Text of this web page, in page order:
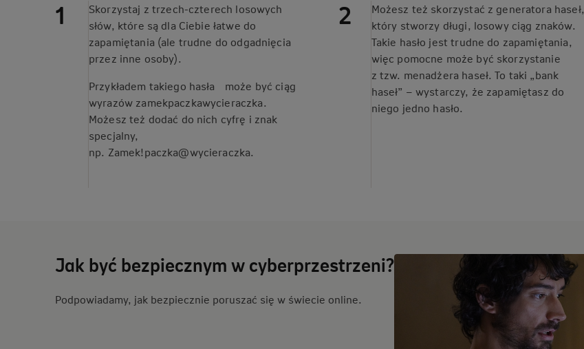
Skorzystaj z trzech-czterech losowych
słów, które są dla Ciebie łatwe do
zapamiętania (ale trudne do odgadnięcia
przez inne osoby).
Przykładem takiego hasła może być ciąg
wyrazów zamekpaczkawycieraczka.
Możesz też dodać do nich cyfrę i znak
specjalny,
np. Zamek!paczka@wycieraczka.
Możesz też skorzystać z generatora haseł,
który stworzy długi, losowy ciąg znaków.
Takie hasło jest trudne do zapamiętania,
więc pomocne może być skorzystanie
z tzw. menadżera haseł. To taki „bank
haseł” – wystarczy, że zapamiętasz do
niego jedno hasło.
Jak być bezpiecznym w cyberprzestrzeni?
Podpowiadamy, jak bezpiecznie poruszać się w świecie online.